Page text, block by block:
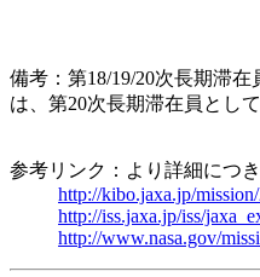
備考：第18/19/20次長期滞
は、第20次長期滞在員とし
参考リンク：より詳細につ
http://kibo.jaxa.jp/
http://iss.jaxa.jp/iss/
http://www.nasa.gov/